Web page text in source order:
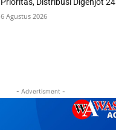
Prioritas, Distribusi Digenjot
6 Agustus 2026
- Advertisment -